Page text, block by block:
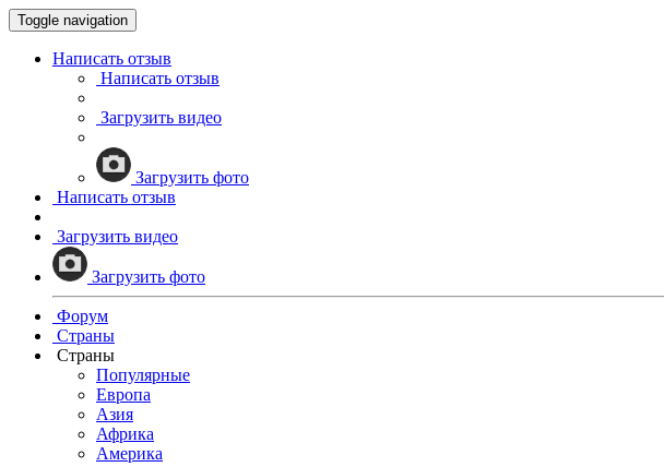
Toggle navigation
Написать отзыв
Написать отзыв
Загрузить видео
Загрузить фото
Написать отзыв
Загрузить видео
Загрузить фото
Форум
Страны
Страны
Популярные
Европа
Азия
Африка
Америка